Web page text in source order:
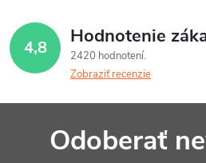
4,8 Hodnotenie
2420 hodnotení
Zobraziť recenzie
Odoberať